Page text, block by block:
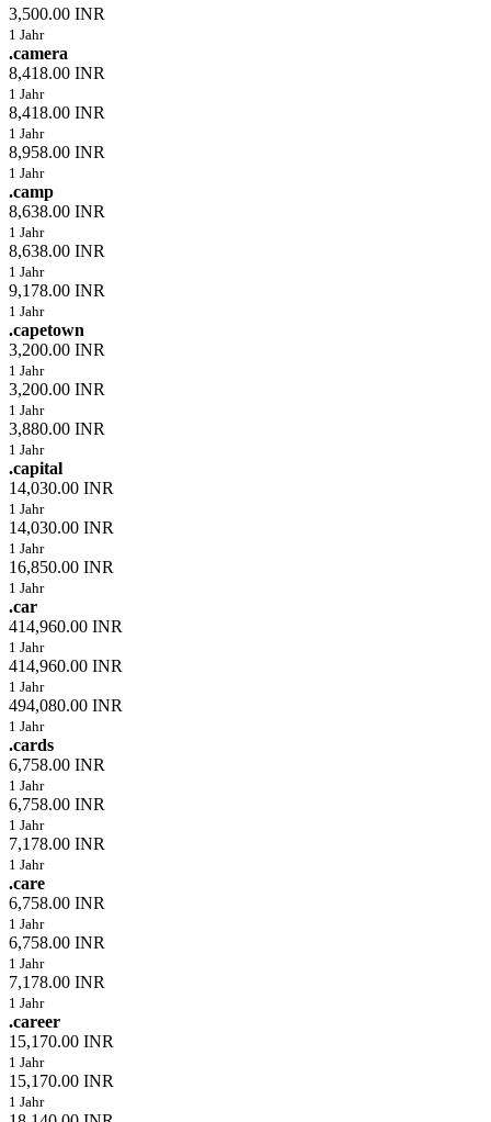
3,500.00 INR
1 Jahr
.camera
8,418.00 INR
1 Jahr
8,418.00 INR
1 Jahr
8,958.00 INR
1 Jahr
.camp
8,638.00 INR
1 Jahr
8,638.00 INR
1 Jahr
9,178.00 INR
1 Jahr
.capetown
3,200.00 INR
1 Jahr
3,200.00 INR
1 Jahr
3,880.00 INR
1 Jahr
.capital
14,030.00 INR
1 Jahr
14,030.00 INR
1 Jahr
16,850.00 INR
1 Jahr
.car
414,960.00 INR
1 Jahr
414,960.00 INR
1 Jahr
494,080.00 INR
1 Jahr
.cards
6,758.00 INR
1 Jahr
6,758.00 INR
1 Jahr
7,178.00 INR
1 Jahr
.care
6,758.00 INR
1 Jahr
6,758.00 INR
1 Jahr
7,178.00 INR
1 Jahr
.career
15,170.00 INR
1 Jahr
15,170.00 INR
1 Jahr